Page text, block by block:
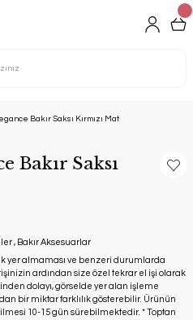
Bakır Saksı Kırmızı Mat
Bakır Saksı
, Bakır Aksesuarlar
yer almaması ve benzeri durumlarda
ardından size özel tekrar el işi olarak
dolayı, görselde yer alan işleme
bir miktar farklılık gösterebilir. Ürünün
10-15 gün sürebilmektedir. * Toptan